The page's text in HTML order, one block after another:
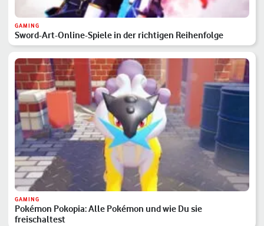
GAMING
Sword-Art-Online-Spiele in der richtigen Reihenfolge
GAMING
Pokémon Pokopia: Alle Pokémon und wie Du sie
freischaltest